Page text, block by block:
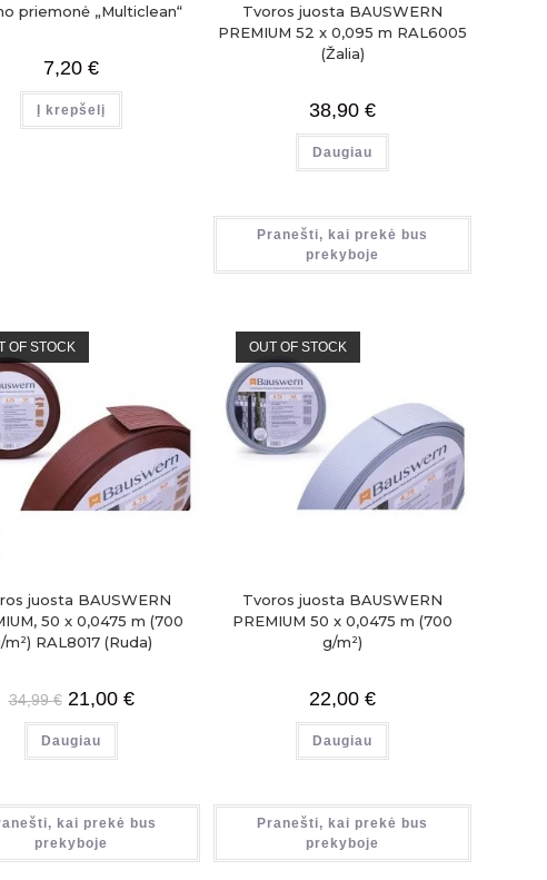
priemonė „Multiclean“
7,20 €
Į krepšelį
Tvoros juosta BAUSWERN
PREMIUM 52 x 0,095 m RAL6005
(Žalia)
38,90 €
Daugiau
Pranešti, kai prekė bus
prekyboje
OF STOCK
juosta BAUSWERN
50 x 0,0475 m (700
m²) RAL8017 (Ruda)
34,99€ 21,00 €
Daugiau
kai prekė bus
prekyboje
OUT OF STOCK
Tvoros juosta BAUSWERN
PREMIUM 50 x 0,0475 m (700
g/m²)
22,00 €
Daugiau
Pranešti, kai prekė bus
prekyboje